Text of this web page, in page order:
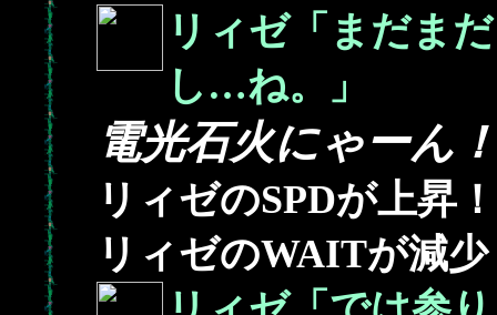
リィゼ「まだま
し…ね。」
電光石火にゃーん
リィゼのSPDが上昇！
リィゼのWAITが減少